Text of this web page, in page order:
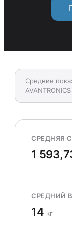
Средние
AVANTRONICS
СРЕДНЯЯ
1
СРЕДНИЙ
14 кг